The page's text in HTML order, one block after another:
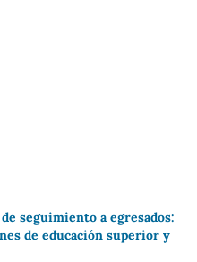
seguimiento a egresados:
de educación superior y